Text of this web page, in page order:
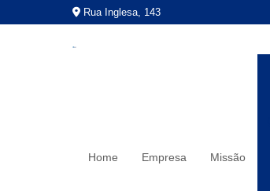
Rua Inglesa, 143
Home Empresa Missão